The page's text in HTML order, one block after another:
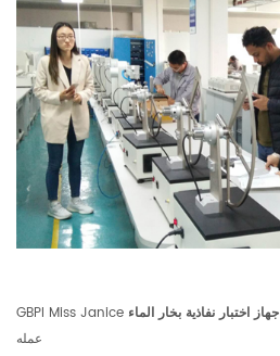
جهاز اختبار نفاذية بخار الماء
عمله